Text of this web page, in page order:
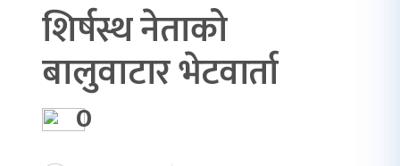
शिर्षस्थ नेताको
बालुवाटार भेटवार्ता
0